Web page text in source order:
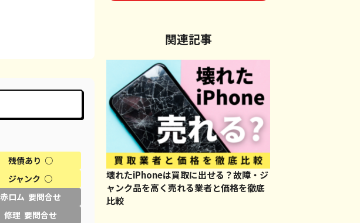
¥93,500
¥43,500
¥58,500
¥68,500
残債あり ○
ジャンク ○
赤ロム 要問合せ
修理 要問合せ
関連記事
壊れたiPhoneは買取に出せる？故障・ジ
ャンク品を高く売れる業者と価格を徹底
比較